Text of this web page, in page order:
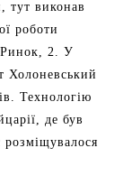
тут виконав
роботи
Ринок, 2. У
Холоневський
Технологію
де був
розміщувалося